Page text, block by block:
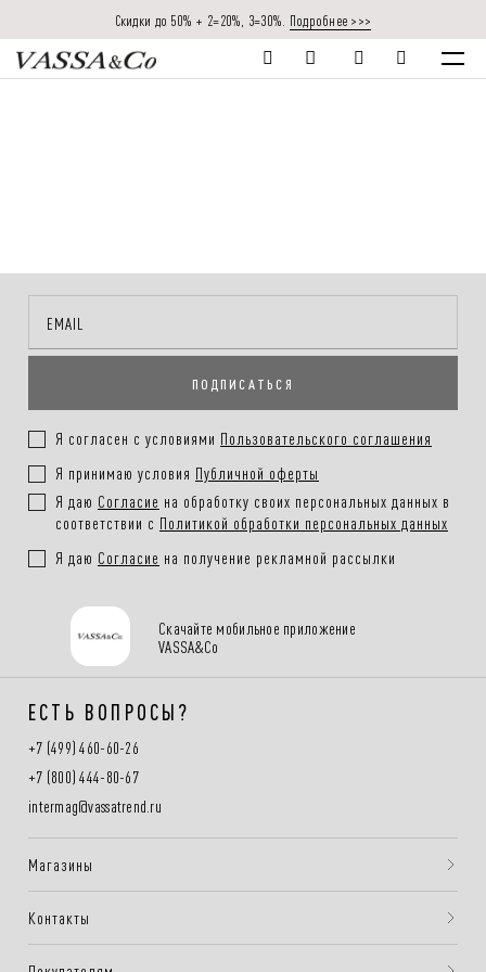
Скидки до 50% + 2=20%, 3=30%. Подробнее >>>
ПОДПИСАТЬСЯ
Я согласен с условиями Пользовательского соглашения
Я принимаю условия Публичной оферты
Я даю Согласие на обработку своих персональных данных в
соответствии с Политикой обработки персональных данных
Я даю Согласие на получение рекламной рассылки
Скачайте мобильное приложение
VASSA&Co
ЕСТЬ ВОПРОСЫ?
+7 (499) 460-60-26
+7 (800) 444-80-67
intermag@vassatrend.ru
Магазины
Контакты